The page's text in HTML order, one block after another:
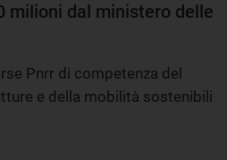
milioni dal ministero delle
Pnrr di competenza del
e della mobilità sostenibili